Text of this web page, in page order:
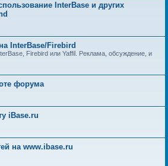
InterBase и других
InterBase/Firebird
Firebird или Yaffil. Реклама, обсуждение, и
форума
iBase.ru
на www.ibase.ru